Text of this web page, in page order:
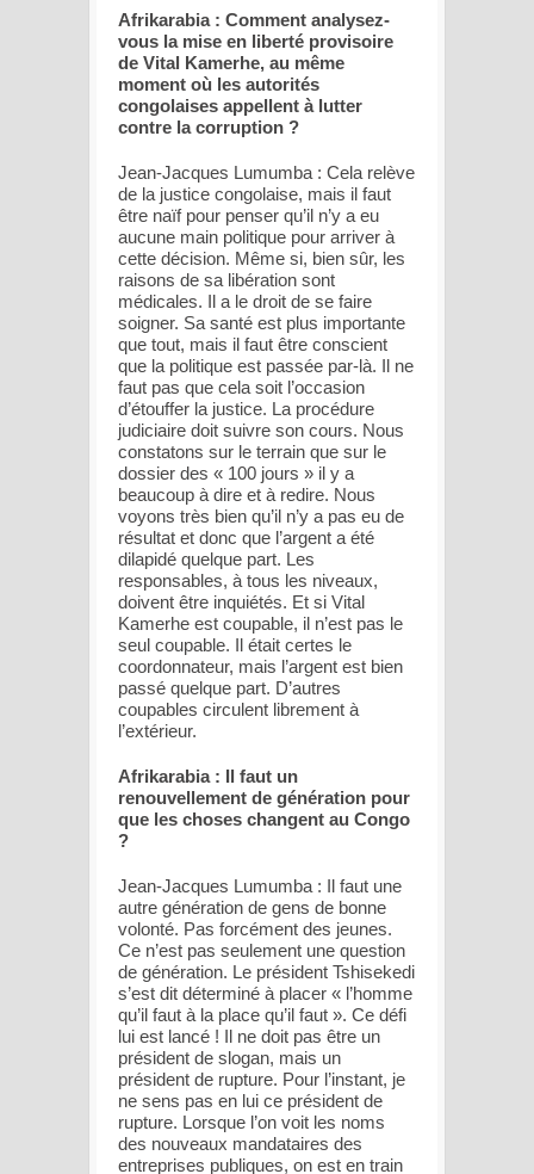
Afrikarabia : Comment analysez-
vous la mise en liberté provisoire
de Vital Kamerhe, au même
moment où les autorités
congolaises appellent à lutter
contre la corruption ?
Jean-Jacques Lumumba : Cela relève
de la justice congolaise, mais il faut
être naïf pour penser qu’il n’y a eu
aucune main politique pour arriver à
cette décision. Même si, bien sûr, les
raisons de sa libération sont
médicales. Il a le droit de se faire
soigner. Sa santé est plus importante
que tout, mais il faut être conscient
que la politique est passée par-là. Il ne
faut pas que cela soit l’occasion
d’étouffer la justice. La procédure
judiciaire doit suivre son cours. Nous
constatons sur le terrain que sur le
dossier des « 100 jours » il y a
beaucoup à dire et à redire. Nous
voyons très bien qu’il n’y a pas eu de
résultat et donc que l’argent a été
dilapidé quelque part. Les
responsables, à tous les niveaux,
doivent être inquiétés. Et si Vital
Kamerhe est coupable, il n’est pas le
seul coupable. Il était certes le
coordonnateur, mais l’argent est bien
passé quelque part. D’autres
coupables circulent librement à
l’extérieur.
Afrikarabia : Il faut un
renouvellement de génération pour
que les choses changent au Congo
?
Jean-Jacques Lumumba : Il faut une
autre génération de gens de bonne
volonté. Pas forcément des jeunes.
Ce n’est pas seulement une question
de génération. Le président Tshisekedi
s’est dit déterminé à placer « l’homme
qu’il faut à la place qu’il faut ». Ce défi
lui est lancé ! Il ne doit pas être un
président de slogan, mais un
président de rupture. Pour l’instant, je
ne sens pas en lui ce président de
rupture. Lorsque l’on voit les noms
des nouveaux mandataires des
entreprises publiques, on est en train